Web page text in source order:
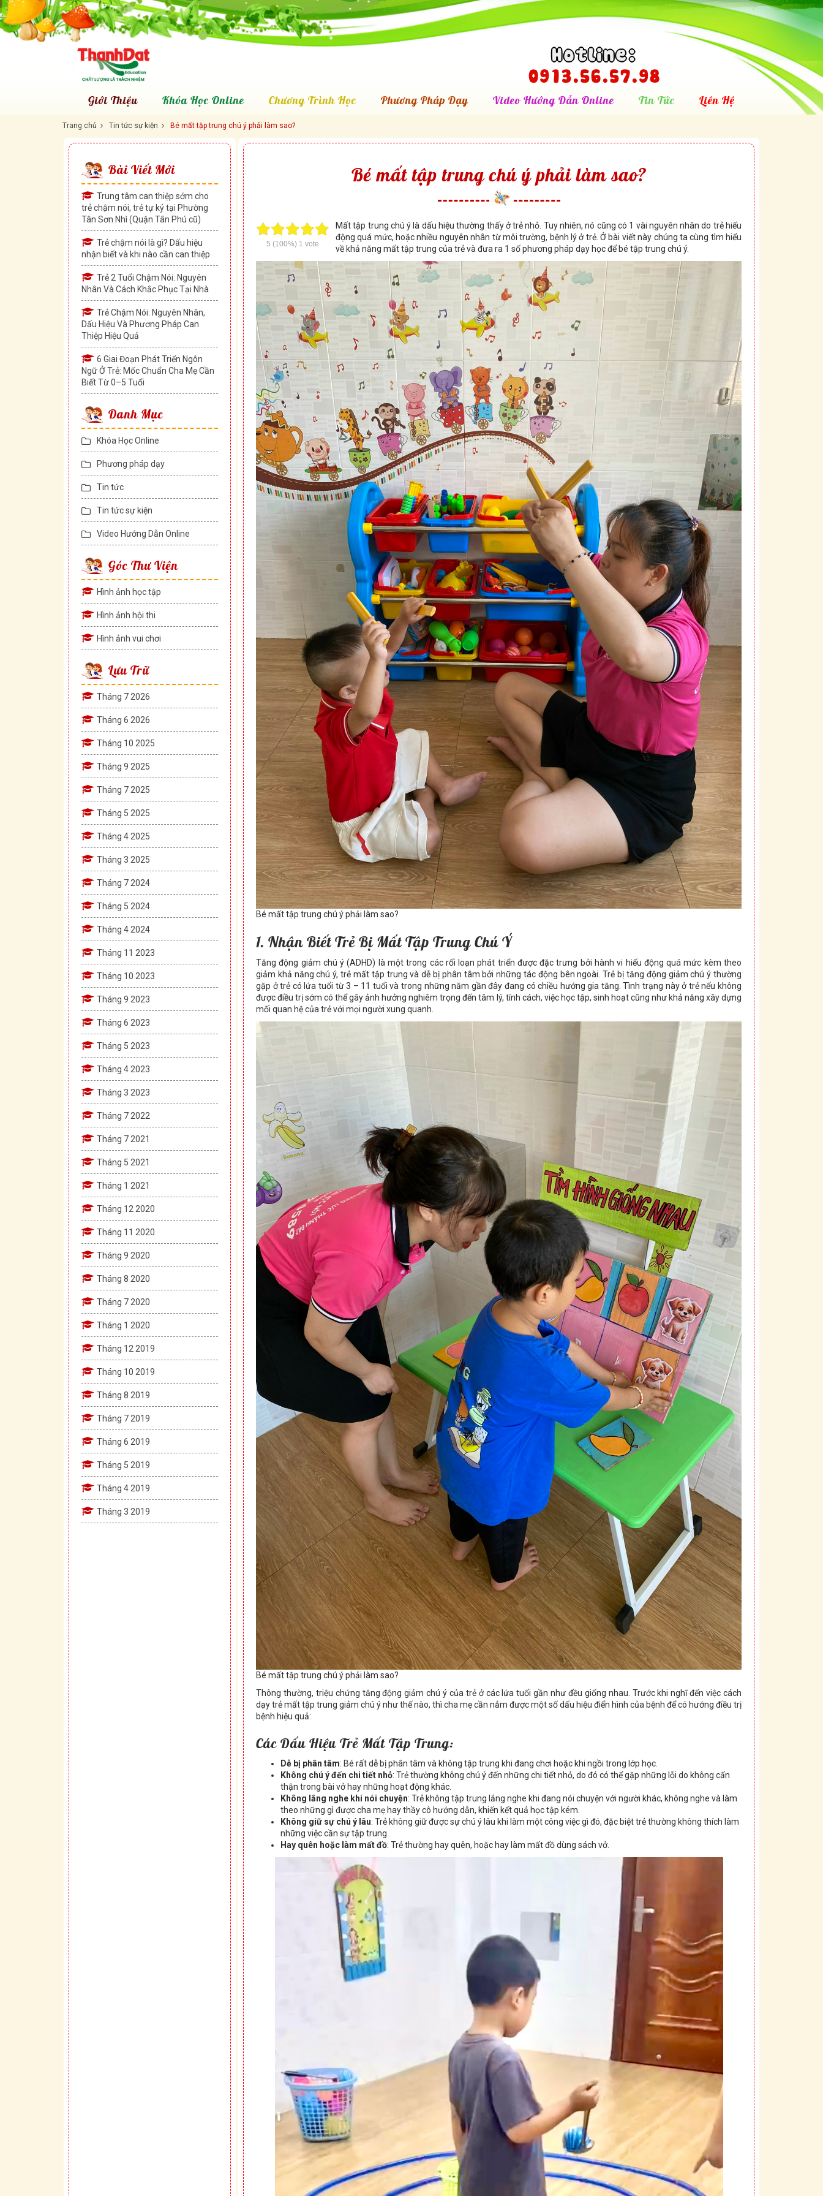
Hotline:
0913.56.57.98
Giới Thiệu Khóa Học Online Chương Trình Học Phương Pháp Dạy Video Hướng Dẫn Online Tin Tức Liên Hệ
Trang chủ Tin tức sự kiện Bé mất tập trung chú ý phải làm sao?
Bài Viết Mới
Trung tâm can thiệp sớm cho
trẻ chậm nói, trẻ tự kỷ tại Phường
Tân Sơn Nhì (Quận Tân Phú cũ)
Trẻ chậm nói là gì? Dấu hiệu
nhận biết và khi nào cần can thiệp
Trẻ 2 Tuổi Chậm Nói: Nguyên
Nhân Và Cách Khắc Phục Tại Nhà
Trẻ Chậm Nói: Nguyên Nhân,
Dấu Hiệu Và Phương Pháp Can
Thiệp Hiệu Quả
6 Giai Đoạn Phát Triển Ngôn
Ngữ Ở Trẻ: Mốc Chuẩn Cha Mẹ Cần
Biết Từ 0–5 Tuổi
Danh Mục
Khóa Học Online
Phương pháp dạy
Tin tức
Tin tức sự kiện
Video Hướng Dẫn Online
Góc Thư Viện
Hình ảnh học tập
Hình ảnh hội thi
Hình ảnh vui chơi
Lưu Trữ
Tháng 7 2026
Tháng 6 2026
Tháng 10 2025
Tháng 9 2025
Tháng 7 2025
Tháng 5 2025
Tháng 4 2025
Tháng 3 2025
Tháng 7 2024
Tháng 5 2024
Tháng 4 2024
Tháng 11 2023
Tháng 10 2023
Tháng 9 2023
Tháng 6 2023
Tháng 5 2023
Tháng 4 2023
Tháng 3 2023
Tháng 7 2022
Tháng 7 2021
Tháng 5 2021
Tháng 1 2021
Tháng 12 2020
Tháng 11 2020
Tháng 9 2020
Tháng 8 2020
Tháng 7 2020
Tháng 1 2020
Tháng 12 2019
Tháng 10 2019
Tháng 8 2019
Tháng 7 2019
Tháng 6 2019
Tháng 5 2019
Tháng 4 2019
Tháng 3 2019
Bé mất tập trung chú ý phải làm sao?
5 (100%) 1 vote
Mất tập trung chú ý là dấu hiệu thường thấy ở trẻ nhỏ. Tuy nhiên, nó cũng có 1 vài nguyên nhân do trẻ hiếu
động quá mức, hoặc nhiều nguyên nhân từ môi trường, bệnh lý ở trẻ. Ở bài viết này chúng ta cùng tìm hiểu
về khả năng mất tập trung của trẻ và đưa ra 1 số phương pháp dạy học để bé tập trung chú ý.
Bé mất tập trung chú ý phải làm sao?
1. Nhận Biết Trẻ Bị Mất Tập Trung Chú Ý
Tăng động giảm chú ý (ADHD) là một trong các rối loạn phát triển được đặc trưng bởi hành vi hiếu động quá mức kèm theo
giảm khả năng chú ý, trẻ mất tập trung và dễ bị phân tâm bởi những tác động bên ngoài. Trẻ bị tăng động giảm chú ý thường
gặp ở trẻ có lứa tuổi từ 3 – 11 tuổi và trong những năm gần đây đang có chiều hướng gia tăng. Tình trạng này ở trẻ nếu không
được điều trị sớm có thể gây ảnh hưởng nghiêm trọng đến tâm lý, tính cách, việc học tập, sinh hoạt cũng như khả năng xây dựng
mối quan hệ của trẻ với mọi người xung quanh.
Bé mất tập trung chú ý phải làm sao?
Thông thường, triệu chứng tăng động giảm chú ý của trẻ ở các lứa tuổi gần như đều giống nhau. Trước khi nghĩ đến việc cách
dạy trẻ mất tập trung giảm chú ý như thế nào, thì cha mẹ cần nắm được một số dấu hiệu điển hình của bệnh để có hướng điều trị
bệnh hiệu quả:
Các Dấu Hiệu Trẻ Mất Tập Trung:
Dễ bị phân tâm: Bé rất dễ bị phân tâm và không tập trung khi đang chơi hoặc khi ngồi trong lớp học.
Không chú ý đến chi tiết nhỏ: Trẻ thường không chú ý đến những chi tiết nhỏ, do đó có thể gặp những lỗi do không cẩn
thận trong bài vở hay những hoạt động khác.
Không lắng nghe khi nói chuyện: Trẻ không tập trung lắng nghe khi đang nói chuyện với người khác, không nghe và làm
theo những gì được cha mẹ hay thầy cô hướng dẫn, khiến kết quả học tập kém.
Không giữ sự chú ý lâu: Trẻ không giữ được sự chú ý lâu khi làm một công việc gì đó, đặc biệt trẻ thường không thích làm
những việc cần sự tập trung.
Hay quên hoặc làm mất đồ: Trẻ thường hay quên, hoặc hay làm mất đồ dùng sách vở.